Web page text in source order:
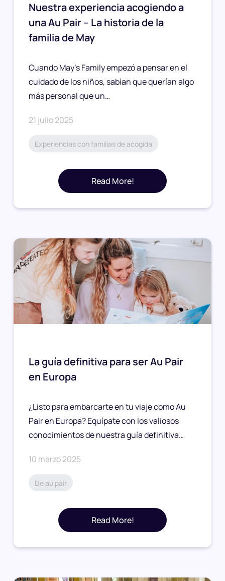
Nuestra experiencia acogiendo a
una Au Pair – La historia de la
familia de May
Cuando May’s Family empezó a pensar en el
cuidado de los niños, sabían que querían algo
más personal que un…
21 julio 2025
Experiencias con familias de acogida
Read More!
La guía definitiva para ser Au Pair
en Europa
¿Listo para embarcarte en tu viaje como Au
Pair en Europa? Equípate con los valiosos
conocimientos de nuestra guía definitiva…
10 marzo 2025
De au pair
Read More!